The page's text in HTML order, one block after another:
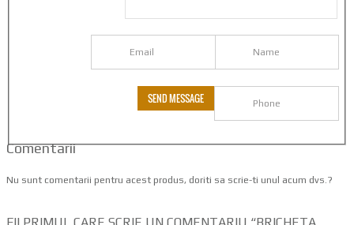
Comentarii
Nu sunt comentarii pentru acest produs, doriti sa scrie-ti unul acum dvs. ?
FII PRIMUL CARE SCRIE UN COMENTARIU “BRICHETA